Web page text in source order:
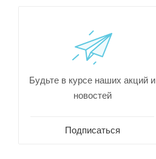
Будьте в курсе наших акций и
новостей
Подписаться